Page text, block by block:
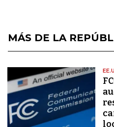
MÁS DE LA